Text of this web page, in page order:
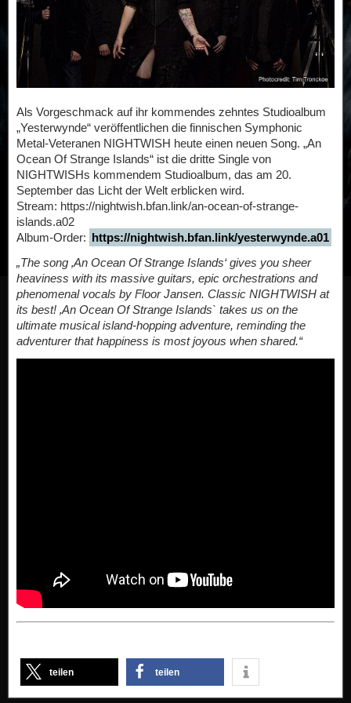
Als Vorgeschmack auf ihr kommendes zehntes Studioalbum
„Yesterwynde“ veröffentlichen die finnischen Symphonic
Metal-Veteranen NIGHTWISH heute einen neuen Song. „An
Ocean Of Strange Islands“ ist die dritte Single von
NIGHTWISHs kommendem Studioalbum, das am 20.
September das Licht der Welt erblicken wird.
Stream: https://nightwish.bfan.link/an-ocean-of-strange-
islands.a02
Album-Order: https://nightwish.bfan.link/yesterwynde.a01
„The song ‚An Ocean Of Strange Islands‘ gives you sheer
heaviness with its massive guitars, epic orchestrations and
phenomenal vocals by Floor Jansen. Classic NIGHTWISH at
its best! ‚An Ocean Of Strange Islands` takes us on the
ultimate musical island-hopping adventure, reminding the
adventurer that happiness is most joyous when shared.“
teilen teilen